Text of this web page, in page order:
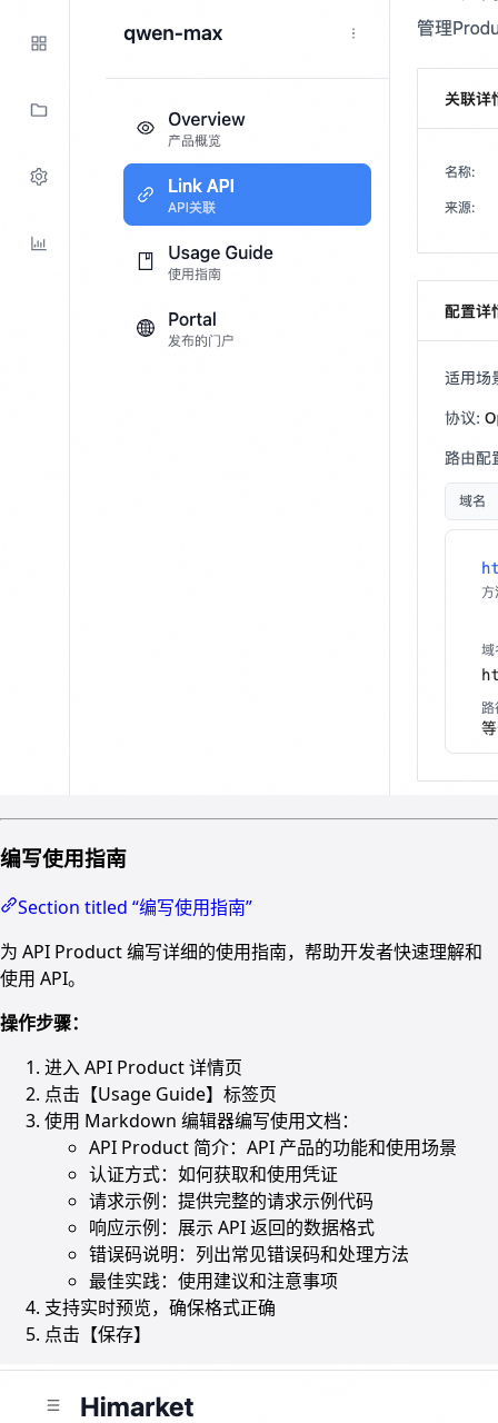
编写使用指南
Section titled “编写使用指南”
为 API Product 编写详细的使用指南，帮助开发者快速理解和
使用 API。
操作步骤：
进入 API Product 详情页
点击【Usage Guide】标签页
使用 Markdown 编辑器编写使用文档：
API Product 简介：API 产品的功能和使用场景
认证方式：如何获取和使用凭证
请求示例：提供完整的请求示例代码
响应示例：展示 API 返回的数据格式
错误码说明：列出常见错误码和处理方法
最佳实践：使用建议和注意事项
支持实时预览，确保格式正确
点击【保存】